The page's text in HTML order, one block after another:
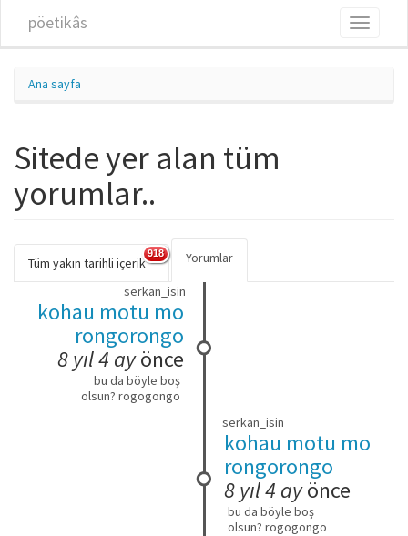
pöetikâs
Toggle
Ana sayfa
Sitede yer alan tüm
yorumlar..
Birincil sekmeler
Tüm yakın tarihli içerik
918 Yorumlar
serkan_isin
kohau motu mo
rongorongo
8 yıl 4 ayönce
bu da böyle boş
olsun? rogogongo
serkan_isin
kohau motu mo
rongorongo
8 yıl 4 ayönce
bu da böyle boş
olsun? rogogongo